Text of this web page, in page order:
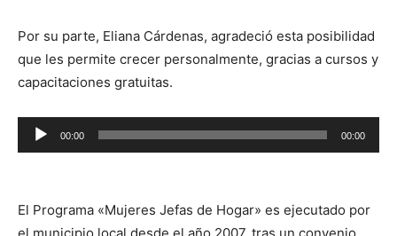
Por su parte, Eliana Cárdenas, agradeció esta posibilidad
que les permite crecer personalmente, gracias a cursos y
capacitaciones gratuitas.
Reproductor
de
00:00 00:00
El Programa «Mujeres Jefas de Hogar» es ejecutado por